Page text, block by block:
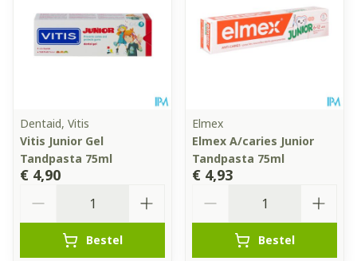
Dentaid, Vitis
Vitis Junior Gel
Tandpasta 75ml
€ 4,90
Bestel
Elmex
Elmex A/caries Junior
Tandpasta 75ml
€ 4,93
Bestel